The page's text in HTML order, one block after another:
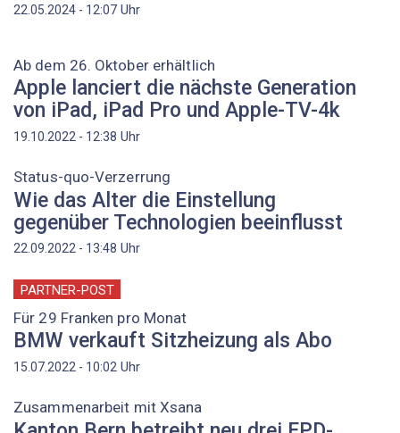
22.05.2024 - 12:07 Uhr
Ab dem 26. Oktober erhältlich
Apple lanciert die nächste Generation
von iPad, iPad Pro und Apple-TV-4k
19.10.2022 - 12:38 Uhr
Status-quo-Verzerrung
Wie das Alter die Einstellung
gegenüber Technologien beeinflusst
22.09.2022 - 13:48 Uhr
PARTNER-POST
Für 29 Franken pro Monat
BMW verkauft Sitzheizung als Abo
15.07.2022 - 10:02 Uhr
Zusammenarbeit mit Xsana